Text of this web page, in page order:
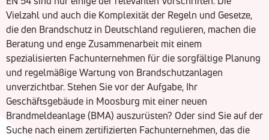
Vielzahl und auch die Komplexität der Regeln und Gesetze,
die den Brandschutz in Deutschland regulieren, machen die
Beratung und enge Zusammenarbeit mit einem
spezialisierten Fachunternehmen für die sorgfältige Planung
und regelmäßige Wartung von Brandschutzanlagen
unverzichtbar. Stehen Sie vor der Aufgabe, Ihr
Geschäftsgebäude in Moosburg mit einer neuen
Brandmeldeanlage (BMA) auszurüsten? Oder sind Sie auf der
Suche nach einem zertifizierten Fachunternehmen, das die